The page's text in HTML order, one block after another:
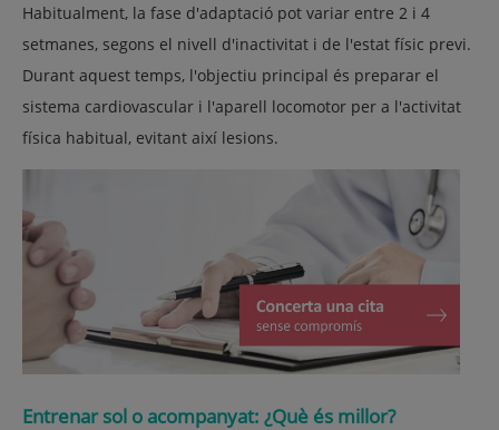
Habitualment, la fase d'adaptació pot variar entre 2 i 4
setmanes, segons el nivell d'inactivitat i de l'estat físic previ.
Durant aquest temps, l'objectiu principal és preparar el
sistema cardiovascular i l'aparell locomotor per a l'activitat
física habitual, evitant així lesions.
Entrenar sol o acompanyat: ¿Què és millor?